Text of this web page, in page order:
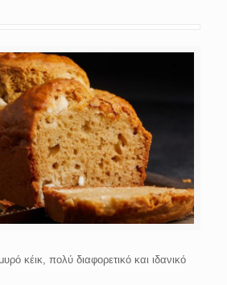
κέικ, πολύ διαφορετικό και ιδανικό